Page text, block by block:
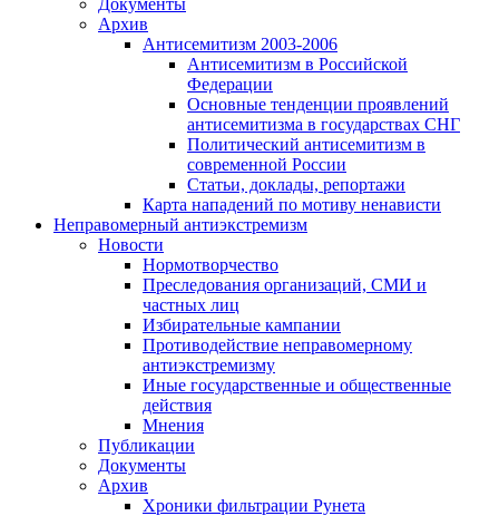
Документы
Архив
Антисемитизм 2003-2006
Антисемитизм в Российской
Федерации
Основные тенденции проявлений
антисемитизма в государствах СНГ
Политический антисемитизм в
современной России
Статьи, доклады, репортажи
Карта нападений по мотиву ненависти
Неправомерный антиэкстремизм
Новости
Нормотворчество
Преследования организаций, СМИ и
частных лиц
Избирательные кампании
Противодействие неправомерному
антиэкстремизму
Иные государственные и общественные
действия
Мнения
Публикации
Документы
Архив
Хроники фильтрации Рунета